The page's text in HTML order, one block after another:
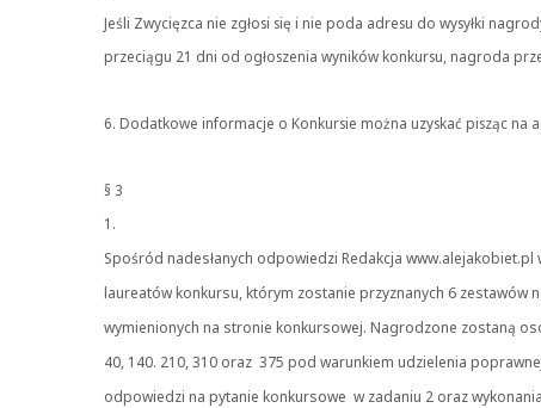
Jeśli Zwycięzca nie zgłosi się i nie poda adresu do wysyłki
przeciągu 21 dni od ogłoszenia wyników konkursu, nagroda
6. Dodatkowe informacje o Konkursie można uzyskać pisząc na
§ 3
1.
Spośród nadesłanych odpowiedzi Redakcja www.alejakobiet.pl
laureatów konkursu, którym zostanie przyznanych 6 zestawów
wymienionych na stronie konkursowej. Nagrodzone zostaną
40, 140. 210, 310 oraz 375 pod warunkiem udzielenia
odpowiedzi na pytanie konkursowe w zadaniu 2 oraz